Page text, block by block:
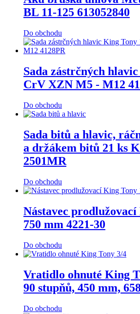
BL 11-125 613052840
Do obchodu
Sada zástrčných
CrV XZN M5 - M12
Do obchodu
Sada bitů a hlavic,
a držákem bitů 21 ks
2501MR
Do obchodu
Nástavec
750 mm 4221-30
Do obchodu
Vratidlo ohnuté King
90 stupňů, 450 mm,
Do obchodu